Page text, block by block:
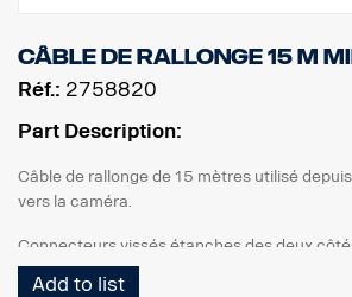
Câble de rallonge 15 m
Réf.: 2758820
Part Description:
Câble de rallonge de 15 mètres utilisé
vers la caméra.
Connecteurs vissés étanches des deux
Add to list